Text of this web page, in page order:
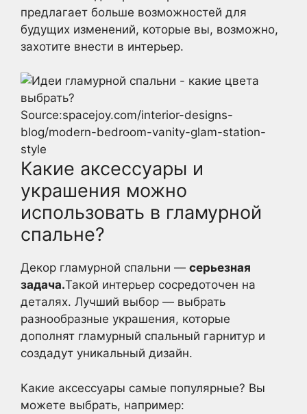
предлагает больше возможностей для
будущих изменений, которые вы, возможно,
захотите внести в интерьер.
Source:spacejoy.com/interior-designs-
blog/modern-bedroom-vanity-glam-station-
style
Какие аксессуары и
украшения можно
использовать в гламурной
спальне?
Декор гламурной спальни — серьезная
задача.Такой интерьер сосредоточен на
деталях. Лучший выбор — выбрать
разнообразные украшения, которые
дополнят гламурный спальный гарнитур и
создадут уникальный дизайн.
Какие аксессуары самые популярные? Вы
можете выбрать, например: